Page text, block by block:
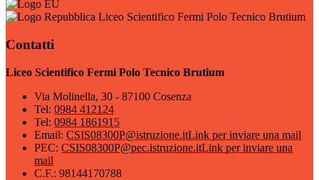
Liceo Scientifico Fermi Polo Tecnico Brutium
Contatti
Liceo Scientifico Fermi Polo Tecnico Brutium
Via Molinella, 30 - 87100 Cosenza
Tel: 0984 412124
Tel: 0984 1861915
Email: CSIS08300P@istruzione.itLink per inviare una mail
PEC: CSIS08300P@pec.istruzione.itLink per inviare una
mail
C.F.: 98144170788